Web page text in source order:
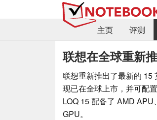
主页
评测
联想在全球重新
联想重新推出了最新的 15
现已在全球上市，并可配
LOQ 15 配备了 AMD
GPU。